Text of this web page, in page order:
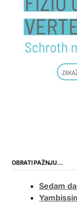
OBRATI PAŽNJU…
Sedam